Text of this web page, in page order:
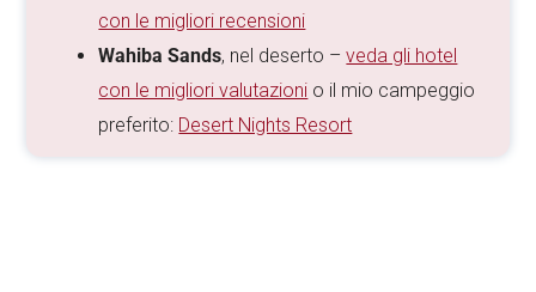
con le migliori recensioni
Wahiba Sands, nel deserto –veda gli hotel
con le migliori valutazioni o il mio campeggio
preferito: Desert Nights Resort